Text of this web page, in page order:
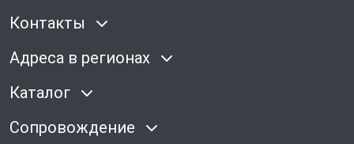
Контакты
Адреса в регионах
Каталог
Сопровождение